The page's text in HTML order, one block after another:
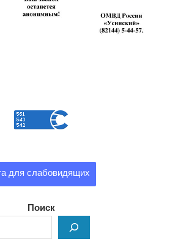
для слабовидящих
Поиск